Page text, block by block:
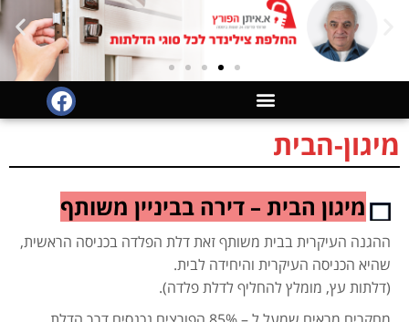
מיגון-הבית
מיגון הבית – דירה בביניין משותף
ההגנה העיקרית בבית משותף זאת דלת הפלדה בכניסה הראשית,
שהיא הכניסה העיקרית והיחידה לבית.
(דלתות עץ, מומלץ להחליף לדלת פלדה).